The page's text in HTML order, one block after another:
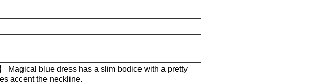
Magical blue dress has a slim bodice with a pretty
accent the neckline.